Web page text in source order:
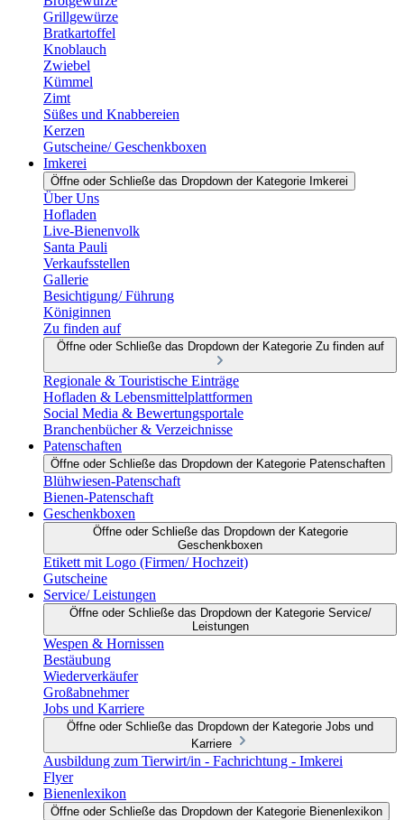
Grillgewürze
Bratkartoffel
Knoblauch
Zwiebel
Kümmel
Zimt
Süßes und Knabbereien
Kerzen
Gutscheine/ Geschenkboxen
Imkerei
Öffne oder Schließe das Dropdown der Kategorie Imkerei
Über Uns
Hofladen
Live-Bienenvolk
Santa Pauli
Verkaufsstellen
Gallerie
Besichtigung/ Führung
Königinnen
Zu finden auf
Öffne oder Schließe das Dropdown der Kategorie Zu finden auf
Regionale & Touristische Einträge
Hofladen & Lebensmittelplattformen
Social Media & Bewertungsportale
Branchenbücher & Verzeichnisse
Patenschaften
Öffne oder Schließe das Dropdown der Kategorie Patenschaften
Blühwiesen-Patenschaft
Bienen-Patenschaft
Geschenkboxen
Öffne oder Schließe das Dropdown der Kategorie
Geschenkboxen
Etikett mit Logo (Firmen/ Hochzeit)
Gutscheine
Service/ Leistungen
Öffne oder Schließe das Dropdown der Kategorie Service/
Leistungen
Wespen & Hornissen
Bestäubung
Wiederverkäufer
Großabnehmer
Jobs und Karriere
Öffne oder Schließe das Dropdown der Kategorie Jobs und
Karriere
Ausbildung zum Tierwirt/in - Fachrichtung - Imkerei
Flyer
Bienenlexikon
Öffne oder Schließe das Dropdown der Kategorie Bienenlexikon